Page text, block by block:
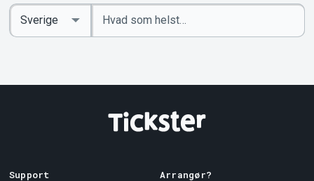
Indtast
søgeord
Select
Country
Support
Arrangør?